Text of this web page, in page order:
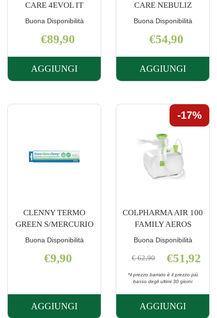
CARE 4EVOL IT
Buona Disponibilità
€89,90
AGGIUNGI
AGGIUNGI CLENNY
FAMILY
CARRELLO
CARE NEBULIZ
Buona Disponibilità
€54,90
AGGIUNGI
AGGIUNGI
FAMILY
CARE
NEBULIZ AL
CARRELLO
CLENNY TERMO
GREEN S/MERCURIO
Buona Disponibilità
€9,90
AGGIUNGI
AGGIUNGI CLENNY
COLPHARMA AIR 100
FAMILY AEROS
Buona Disponibilità
17%
€ 62,90 €51,92
*il prezzo barrato è il prezzo più
basso degli ultimi 30 giorni
AGGIUNGI
AGGIUNGI